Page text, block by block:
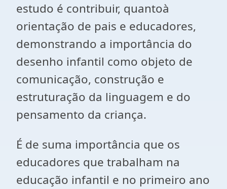
estudo é contribuir, quantoà
orientação de pais e educadores,
demonstrando a importância do
desenho infantil como objeto de
comunicação, construção e
estruturação da linguagem e do
pensamento da criança.
É de suma importância que os
educadores que trabalham na
educação infantil e no primeiro ano